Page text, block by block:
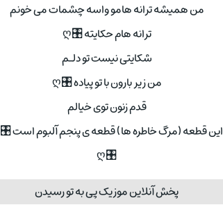
من همیشه ترانه هامو واسه چشمات می خونم
ترانه هام حکایته 🎛ღ
شکایتی نیست تو دلـم
من زیر بارون با تو پیاده 🎛ღ
قدم زنون توی خیالم
این قطعه (مرگ خاطره ها) قطعه ی پنجم آلبوم است 🎛ღ
🎛ღ
پخش آنلاین موزیک پی به تو رسیدن